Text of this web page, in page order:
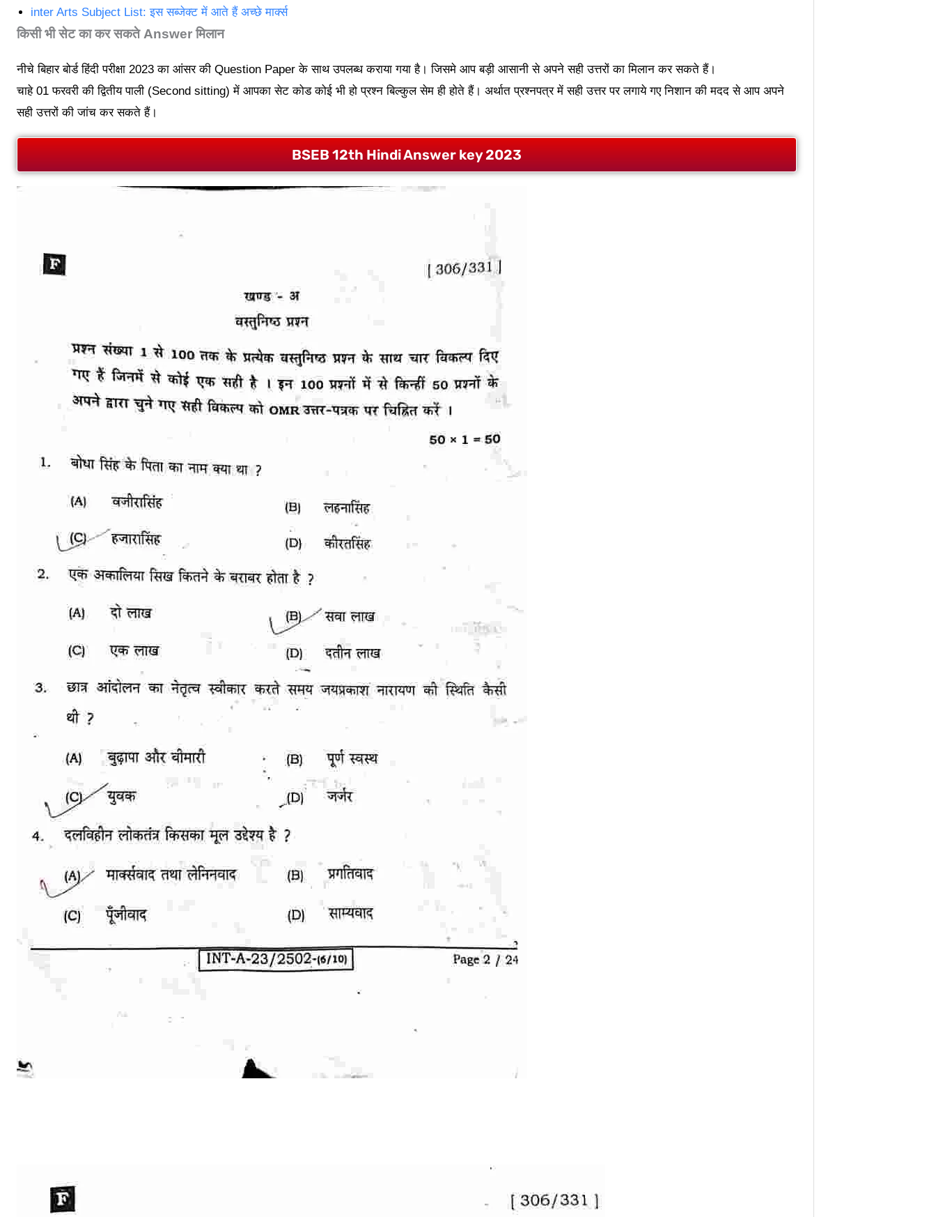
inter Arts Subject List: इस सब्जेक्ट में आते हैं अच्छे मार्क्स
किसी भी सेट का कर सकते Answer मिलान
नीचे बिहार बोर्ड हिंदी परीक्षा 2023 का आंसर की Question Paper के साथ उपलब्ध कराया गया है। जिसमे आप बड़ी आसानी से अपने सही उत्तरों का मिलान कर सकते हैं।
चाहे 01 फरवरी की द्वितीय पाली (Second sitting) में आपका सेट कोड कोई भी हो प्रश्न बिल्कुल सेम ही होते हैं। अर्थात प्रश्नपत्र में सही उत्तर पर लगाये गए निशान की मदद से आप अपने
सही उत्तरों की जांच कर सकते हैं।
BSEB 12th Hindi Answer key 2023